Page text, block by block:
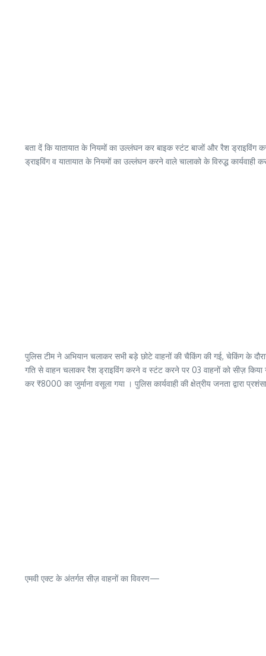
बता दें कि यातायात के नियमों का उल्लंघन कर बाइक स्टंट बाजों और रैश ड्राइविंग
ड्राइविंग व यातायात के नियमों का उल्लंघन करने वाले चालाको के विरुद्ध
पुलिस टीम ने अभियान चलाकर सभी बड़े छोटे वाहनों की चैकिंग की गई, चेकिंग के
गति से वाहन चलाकर रैश ड्राइविंग करने व स्टंट करने पर 03 वाहनों को सीज़
कर ₹8000 का जुर्माना वसूला गया । पुलिस कार्यवाही की क्षेत्रीय जनता द्वारा
एमवी एक्ट के अंतर्गत सीज़ वाहनों का विवरण—